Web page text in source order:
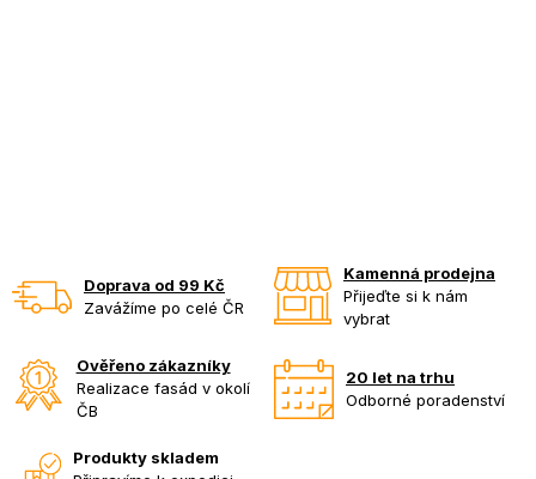
Doprava od 99 Kč
Zavážíme po celé ČR
Kamenná prodejna
Přijeďte si k nám
vybrat
Ověřeno zákazníky
Realizace fasád v okolí
ČB
20 let na trhu
Odborné poradenství
Produkty skladem